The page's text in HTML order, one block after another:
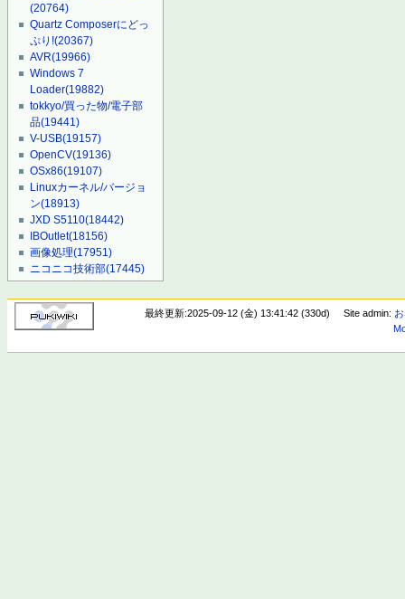
(20764)
Quartz Composerにどっ
ぷり!(20367)
AVR(19966)
Windows 7
Loader(19882)
tokkyo/買った物/電子部
品(19441)
V-USB(19157)
OpenCV(19136)
OSx86(19107)
Linuxカーネル/バージョ
ン(18913)
JXD S5110(18442)
IBOutlet(18156)
画像処理(17951)
ニコニコ技術部(17445)
最終更新:2025-09-12 (金) 13:41:42 (330d) Site admin: